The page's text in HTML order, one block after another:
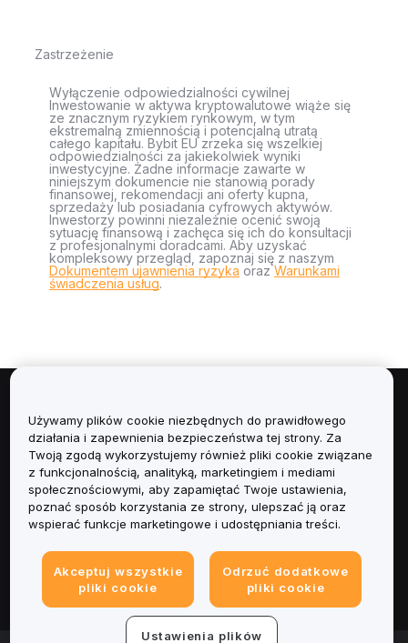
Zastrzeżenie
Wyłączenie odpowiedzialności cywilnej
Inwestowanie w aktywa kryptowalutowe wiąże się
ze znacznym ryzykiem rynkowym, w tym
ekstremalną zmiennością i potencjalną utratą
całego kapitału. Bybit EU zrzeka się wszelkiej
odpowiedzialności za jakiekolwiek wyniki
inwestycyjne. Żadne informacje zawarte w
niniejszym dokumencie nie stanowią porady
finansowej, rekomendacji ani oferty kupna,
sprzedaży lub posiadania cyfrowych aktywów.
Inwestorzy powinni niezależnie ocenić swoją
sytuację finansową i zachęca się ich do konsultacji
z profesjonalnymi doradcami. Aby uzyskać
kompleksowy przegląd, zapoznaj się z naszym
Dokumentem ujawnienia ryzyka orazWarunkami
świadczenia usług.
Informacje
Usługi
Obsługa Klienta
Informacje prawne
Używamy plików cookie niezbędnych do prawidłowego
działania i zapewnienia bezpieczeństwa tej strony. Za
Twoją zgodą wykorzystujemy również pliki cookie związane
z funkcjonalnością, analityką, marketingiem i mediami
społecznościowymi, aby zapamiętać Twoje ustawienia,
poznać sposób korzystania ze strony, ulepszać ją oraz
wspierać funkcje marketingowe i udostępniania treści.
Akceptuj wszystkie
pliki cookie
Odrzuć dodatkowe
pliki cookie
Ustawienia plików